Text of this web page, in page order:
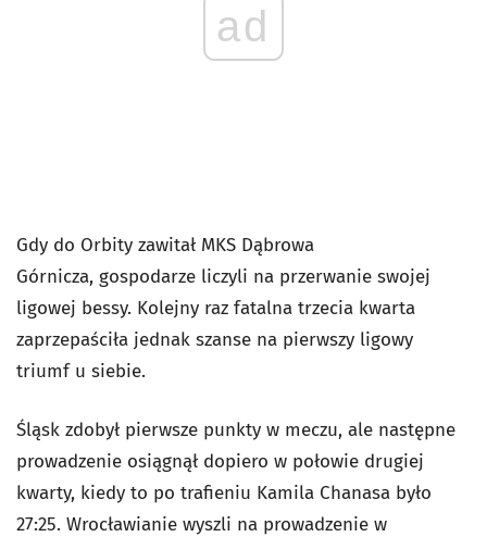
ad
Gdy do Orbity zawitał MKS Dąbrowa
Górnicza, gospodarze liczyli na przerwanie swojej
ligowej bessy. Kolejny raz fatalna trzecia kwarta
zaprzepaściła jednak szanse na pierwszy ligowy
triumf u siebie.
Śląsk zdobył pierwsze punkty w meczu, ale następne
prowadzenie osiągnął dopiero w połowie drugiej
kwarty, kiedy to po trafieniu Kamila Chanasa było
27:25. Wrocławianie wyszli na prowadzenie w